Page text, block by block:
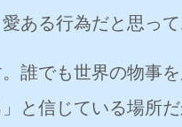
ある行為だと思っ
誰でも世界の物事
と信じている場所だ